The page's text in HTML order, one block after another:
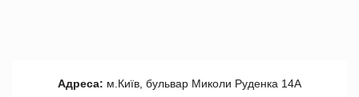
Адреса: м.Київ, бульвар Миколи Руденка 14А